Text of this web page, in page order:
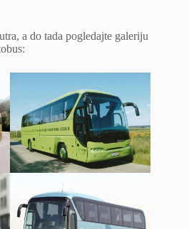
a do tada pogledajte galeriju